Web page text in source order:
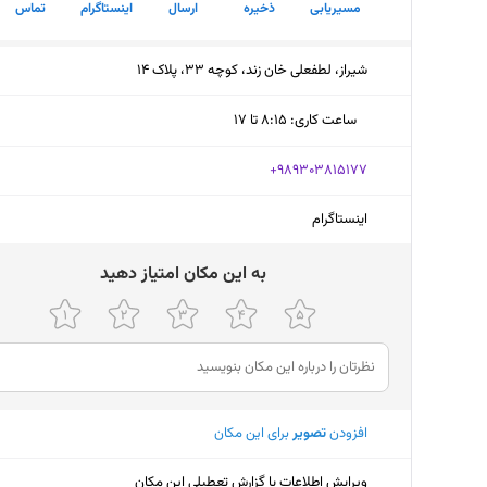
مسیریابی ذخیره ارسال اینستاگرام تماس
شیراز، لطفعلی خان زند، کوچه 33، پلاک ۱۴
ساعت کاری: ۸:۱۵ تا ۱۷
پنجشنبه (امروز)
دوشنبه
۸:۱۵ تا ۱۷
سه‌شنبه
۸:۱۵ تا ۱۷
چهارشنبه
‎+989303815177
اینستاگرام
ﺑﻪ اﯾﻦ ﻣﮑﺎن اﻣﺘﯿﺎز دﻫﯿﺪ
افزودنتصویربرای این مکان